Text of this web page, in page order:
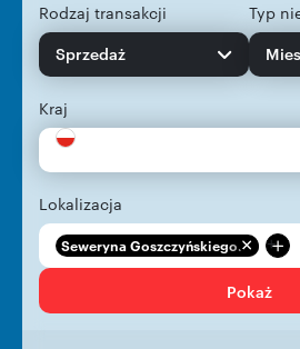
Rodzaj transakcji
Sprzedaż
Typ
Kraj
Lokalizacja
Seweryna Goszczyńskiego... +
Pokaż